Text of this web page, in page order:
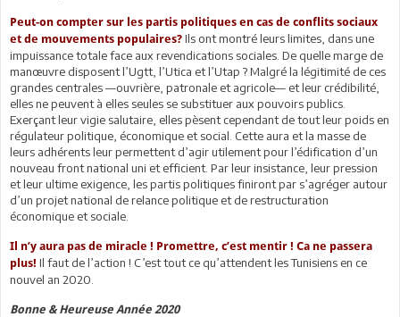
Peut-on compter sur les partis politiques en cas de conflits sociaux
et de mouvements populaires? Ils ont montré leurs limites, dans une
impuissance totale face aux revendications sociales. De quelle marge de
manœuvre disposent l’Ugtt, l’Utica et l’Utap ? Malgré la légitimité de ces
grandes centrales —ouvrière, patronale et agricole— et leur crédibilité,
elles ne peuvent à elles seules se substituer aux pouvoirs publics.
Exerçant leur vigie salutaire, elles pèsent cependant de tout leur poids en
régulateur politique, économique et social. Cette aura et la masse de
leurs adhérents leur permettent d’agir utilement pour l’édification d’un
nouveau front national uni et efficient. Par leur insistance, leur pression
et leur ultime exigence, les partis politiques finiront par s’agréger autour
d’un projet national de relance politique et de restructuration
économique et sociale.
Il n’y aura pas de miracle ! Promettre, c’est mentir ! Ca ne passera
plus! Il faut de l’action ! C’est tout ce qu’attendent les Tunisiens en ce
nouvel an 2020.
Bonne & Heureuse Année 2020